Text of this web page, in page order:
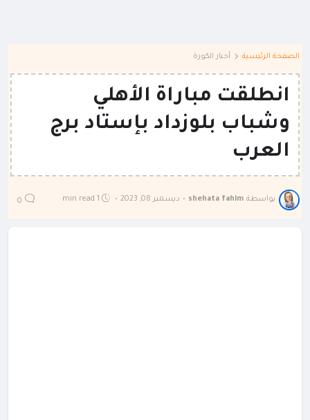
الصفحة الرئيسية أخبار الكورة
انطلقت مباراة الأهلي
وشباب بلوزداد بإستاد برج
العرب
بواسطة shehata fahim
• ديسمبر 08, 2023 •
1 min read
0